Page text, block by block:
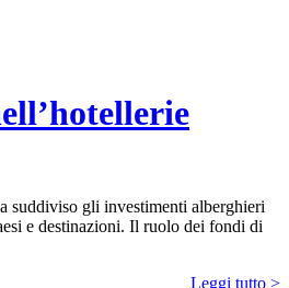
suddiviso gli investimenti alberghieri
e destinazioni. Il ruolo dei fondi di
Leggi tutto >